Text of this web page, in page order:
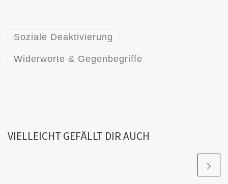
Soziale Deaktivierung
Widerworte & Gegenbegriffe
VIELLEICHT GEFÄLLT DIR AUCH